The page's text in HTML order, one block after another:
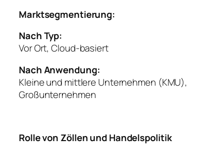
Marktsegmentierung:
Nach Typ:
Vor Ort, Cloud-basiert
Nach Anwendung:
Kleine und mittlere Unternehmen (KMU),
Großunternehmen
Rolle von Zöllen und Handelspolitik